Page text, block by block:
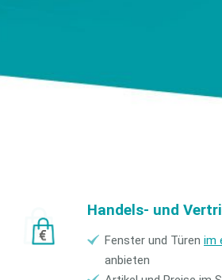
Handels- und
Fenster und Türen im
anbieten